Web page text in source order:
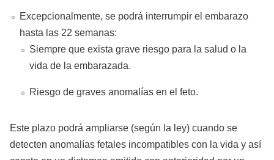
Excepcionalmente, se podrá interrumpir el embarazo
hasta las 22 semanas:
Siempre que exista grave riesgo para la salud o la
vida de la embarazada.
Riesgo de graves anomalías en el feto.
Este plazo podrá ampliarse (según la ley) cuando se
detecten anomalías fetales incompatibles con la vida y así